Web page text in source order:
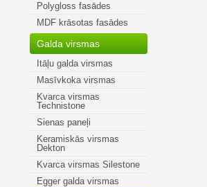
Polygloss fasādes
MDF krāsotas fasādes
Galda virsmas
Itāļu galda virsmas
Masīvkoka virsmas
Kvarca virsmas
Technistone
Sienas paneļi
Keramiskās virsmas
Dekton
Kvarca virsmas Silestone
Egger galda virsmas